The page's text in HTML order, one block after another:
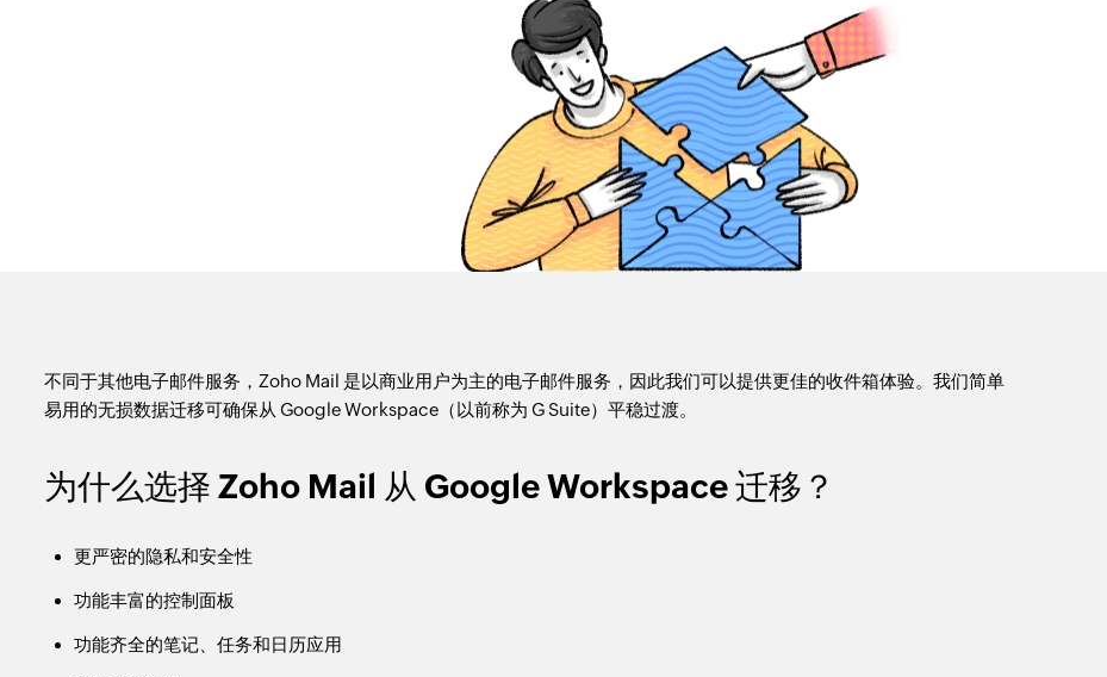
不同于其他电子邮件服务，Zoho Mail 是以商业用户为主的电子邮件服务，因此我们可以提供更佳的收件箱体验。我们简单
易用的无损数据迁移可确保从 Google Workspace（以前称为 G Suite）平稳过渡。
为什么选择 Zoho Mail 从 Google Workspace 迁移？
更严密的隐私和安全性
功能丰富的控制面板
功能齐全的笔记、任务和日历应用